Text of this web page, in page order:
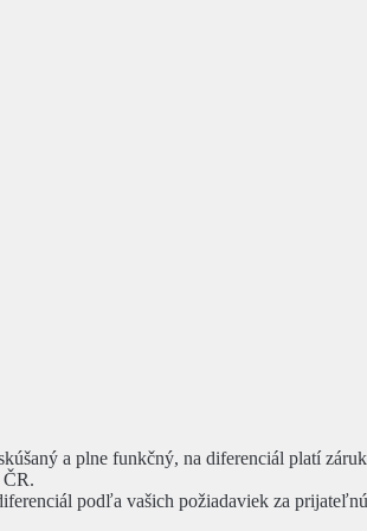
a plne funkčný, na diferenciál platí
ČR.
podľa vašich požiadaviek za